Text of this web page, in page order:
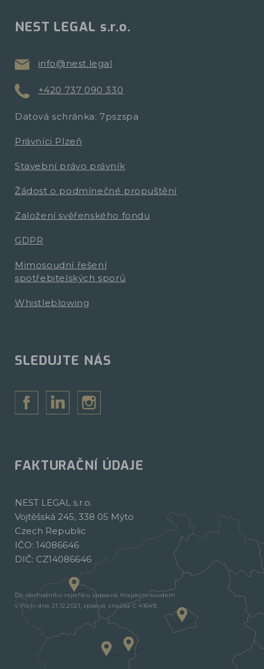
NEST LEGAL s.r.o.
info@nest.legal
+420 737 090 330
Datová schránka: 7pszspa
Právníci Plzeň
Stavební právo právník
Žádost o podmínečné propuštění
Založení svěřenského fondu
GDPR
Mimosoudní řešení
spotřebitelských sporů
Whistleblowing
SLEDUJTE NÁS
FAKTURAČNÍ ÚDAJE
NEST LEGAL s.r.o.
Vojtěšská 245, 338 05 Mýto
Czech Republic
IČO: 14086646
DIČ: CZ14086646
Do obchodního rejstříku zapsaná Krajským soudem
v Plzni dne 21.12.2021, spisová značka C 41649.